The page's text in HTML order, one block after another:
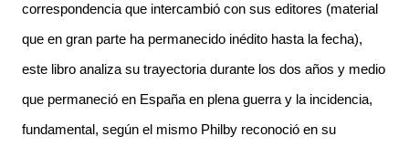
correspondencia que intercambió con sus editores (material
que en gran parte ha permanecido inédito hasta la fecha),
este libro analiza su trayectoria durante los dos años y medio
que permaneció en España en plena guerra y la incidencia,
fundamental, según el mismo Philby reconoció en su